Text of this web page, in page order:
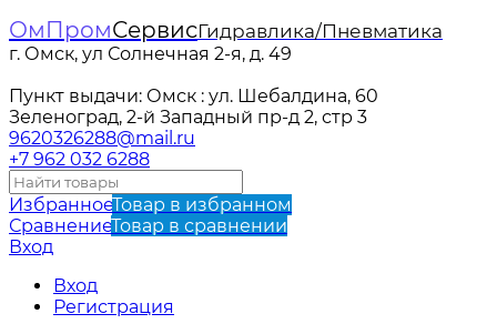
ОмПромСервисГидравлика/Пневматика
г. Омск, ул Солнечная 2-я, д. 49
Пункт выдачи: Омск : ул. Шебалдина, 60
Зеленоград, 2-й Западный пр-д 2, стр 3
9620326288@mail.ru
+7 962 032 6288
ИзбранноеТовар в избранном
СравнениеТовар в сравнении
Вход
Вход
Регистрация